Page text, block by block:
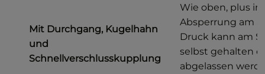
Mit Durchgang, Kugelhahn
und
Schnellverschlusskupplung
Wie oben, plus
Absperrung am
Druck kann am
selbst gehalten
abgelassen